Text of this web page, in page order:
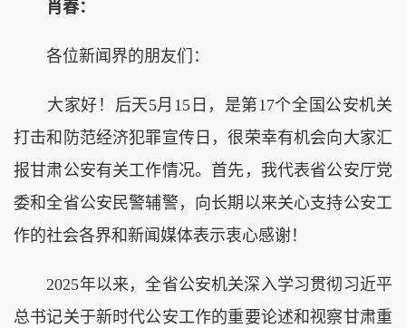
肖春：
各位新闻界的朋友们：
大家好！后天5月15日，是第17个全国公安机关
打击和防范经济犯罪宣传日，很荣幸有机会向大家汇
报甘肃公安有关工作情况。首先，我代表省公安厅党
委和全省公安民警辅警，向长期以来关心支持公安工
作的社会各界和新闻媒体表示衷心感谢！
2025年以来，全省公安机关深入学习贯彻习近平
总书记关于新时代公安工作的重要论述和视察甘肃重